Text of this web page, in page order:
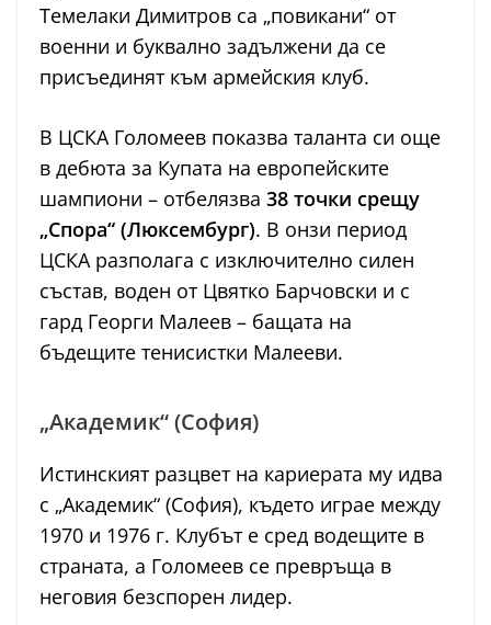
Темелаки Димитров са „повикани“ от
военни и буквално задължени да се
присъединят към армейския клуб.
В ЦСКА Голомеев показва таланта си още
в дебюта за Купата на европейските
шампиони – отбелязва 38 точки срещу
„Спора“ (Люксембург). В онзи период
ЦСКА разполага с изключително силен
състав, воден от Цвятко Барчовски и с
гард Георги Малеев – бащата на
бъдещите тенисистки Малееви.
„Академик“ (София)
Истинският разцвет на кариерата му идва
с „Академик“ (София), където играе между
1970 и 1976 г. Клубът е сред водещите в
страната, а Голомеев се превръща в
неговия безспорен лидер.